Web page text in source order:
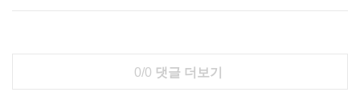
0/0 댓글 더보기